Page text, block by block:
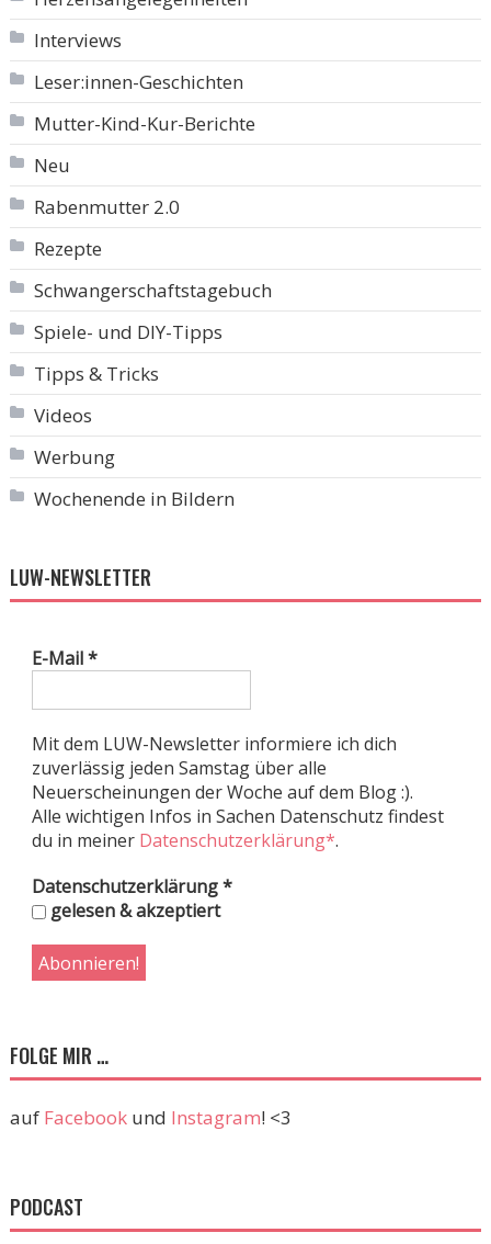
Interviews
Leser:innen-Geschichten
Mutter-Kind-Kur-Berichte
Neu
Rabenmutter 2.0
Rezepte
Schwangerschaftstagebuch
Spiele- und DIY-Tipps
Tipps & Tricks
Videos
Werbung
Wochenende in Bildern
LUW-NEWSLETTER
E-Mail*
Mit dem LUW-Newsletter informiere ich dich
zuverlässig jeden Samstag über alle
Neuerscheinungen der Woche auf dem Blog :).
Alle wichtigen Infos in Sachen Datenschutz findest
du in meiner Datenschutzerklärung*.
Datenschutzerklärung*
gelesen & akzeptiert
FOLGE MIR …
auf Facebookund Instagram! <3
PODCAST